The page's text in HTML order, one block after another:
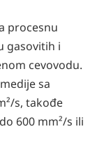
procesnu
gasovitih i
cevovodu.
sa
s, takođe
600 mm²/s ili